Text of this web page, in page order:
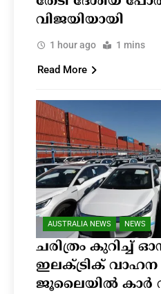
വിജയിയായി
1 hour ago 1 mins
Read More
AUSTRALIA NEWS NEWS
ചരിത്രം കുറിച്ച്
ഇലക്ട്രിക് വാഹന
ജൂലൈയിൽ കാർ